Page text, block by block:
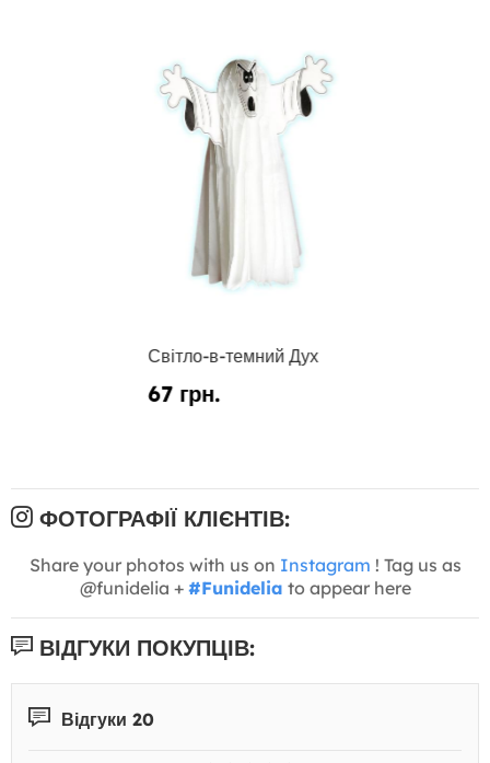
Світло-в-темний Дух
67 грн.
ФОТОГРАФІЇ КЛІЄНТІВ:
Share your photos with us on Instagram ! Tag us as
@funidelia + #Funidelia to appear here
ВІДГУКИ ПОКУПЦІВ:
Відгуки 20